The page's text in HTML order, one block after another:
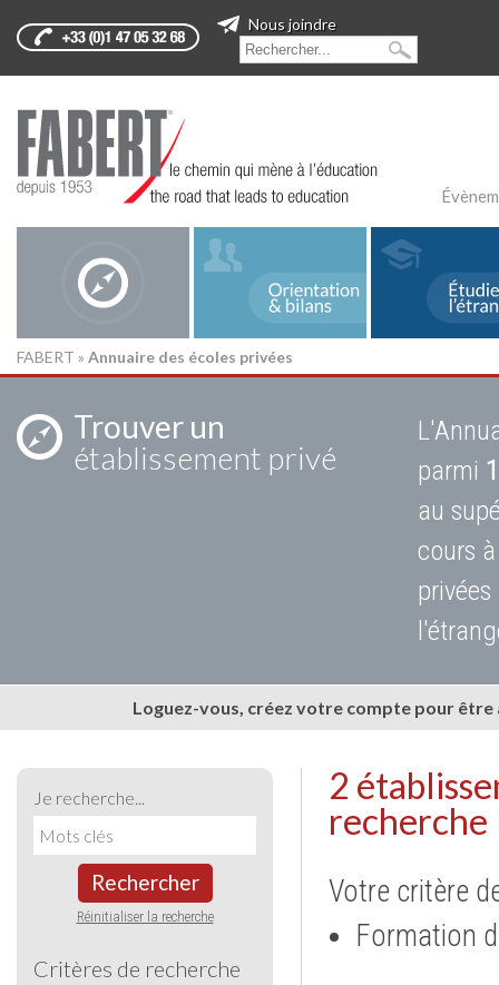
Nous joindre
FABERT » Annuaire des écoles privées
Trouver un
établissement privé
parmi
au
cours
Loguez-vous, créez votre compte pour
Je recherche...
Rechercher
Réinitialiser la recherche
Critères de recherche
2
recherche
Votre critère
Formation